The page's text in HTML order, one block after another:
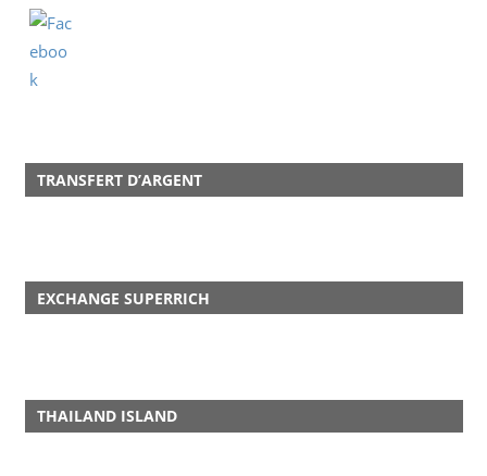
TRANSFERT D’ARGENT
EXCHANGE SUPERRICH
THAILAND ISLAND